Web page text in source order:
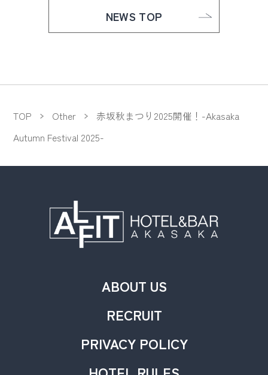
NEWS TOP
TOP Other
赤坂秋まつり2025開催！-Akasaka
Autumn Festival 2025-
ABOUT US
RECRUIT
PRIVACY POLICY